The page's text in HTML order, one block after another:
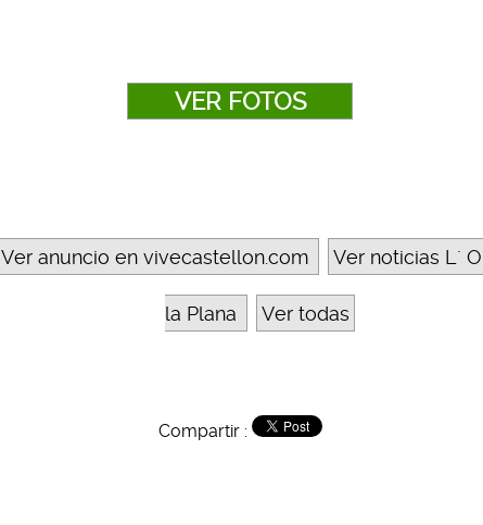
VER FOTOS
Ver anuncio en vivecastellon.com Ver noticias L´
la Plana Ver todas
Compartir :